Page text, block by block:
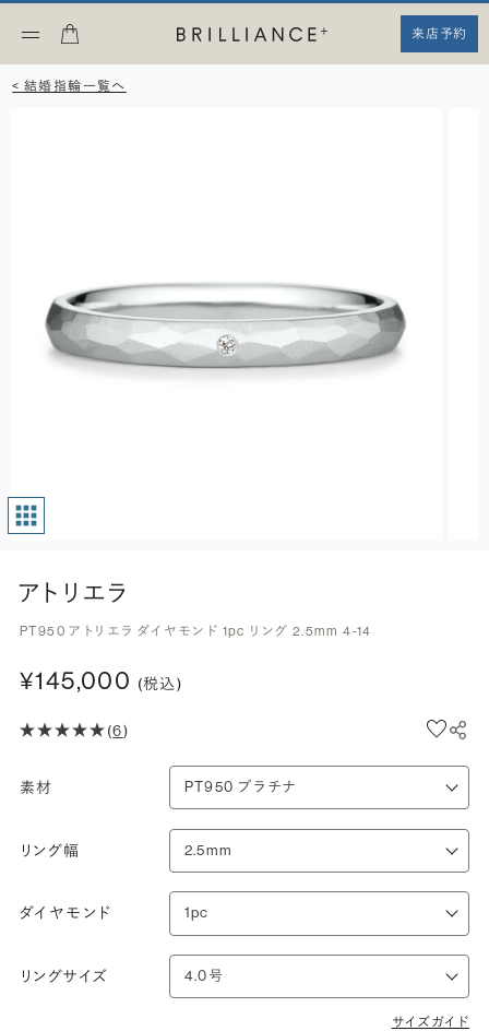
来店予約
< 結婚指輪一覧へ
アトリエラ
PT950 アトリエラ ダイヤモンド 1pc リング 2.5mm 4-14
¥145,000 (税込)
(6)
素材
リング幅
ダイヤモンド
リングサイズ
サイズガイド